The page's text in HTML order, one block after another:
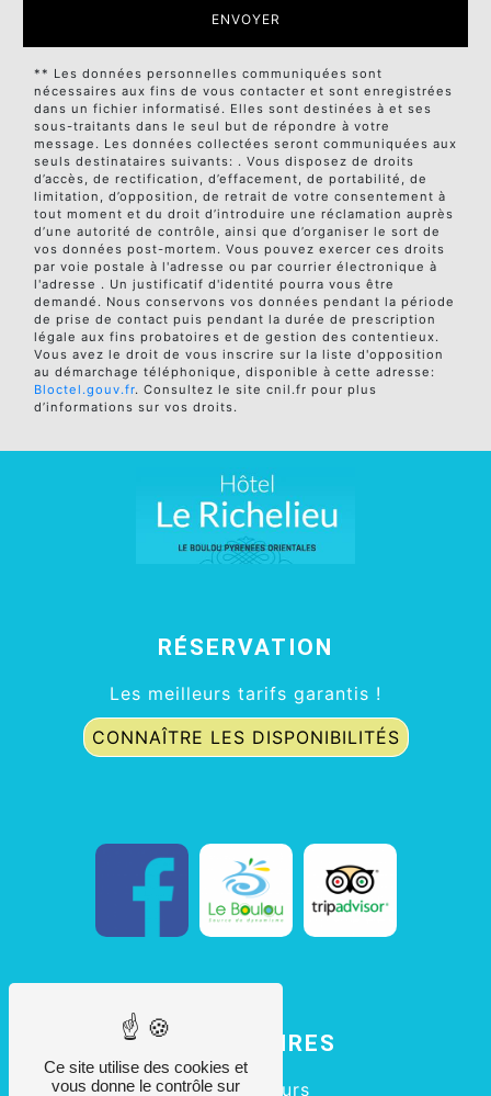
ENVOYER
** Les données personnelles communiquées sont
nécessaires aux fins de vous contacter et sont enregistrées
dans un fichier informatisé. Elles sont destinées à et ses
sous-traitants dans le seul but de répondre à votre
message. Les données collectées seront communiquées aux
seuls destinataires suivants: . Vous disposez de droits
d’accès, de rectification, d’effacement, de portabilité, de
limitation, d’opposition, de retrait de votre consentement à
tout moment et du droit d’introduire une réclamation auprès
d’une autorité de contrôle, ainsi que d’organiser le sort de
vos données post-mortem. Vous pouvez exercer ces droits
par voie postale à l'adresse ou par courrier électronique à
l'adresse . Un justificatif d'identité pourra vous être
demandé. Nous conservons vos données pendant la période
de prise de contact puis pendant la durée de prescription
légale aux fins probatoires et de gestion des contentieux.
Vous avez le droit de vous inscrire sur la liste d'opposition
au démarchage téléphonique, disponible à cette adresse:
Bloctel.gouv.fr. Consultez le site cnil.fr pour plus
d’informations sur vos droits.
RÉSERVATION
Les meilleurs tarifs garantis !
CONNAÎTRE LES DISPONIBILITÉS
LES HORAIRES
Tous les jours
Ce site utilise des cookies et
vous donne le contrôle sur